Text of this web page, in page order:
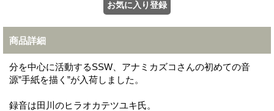
商品詳細
分を中心に活動するSSW、アナミカズコさんの初めての音
源”手紙を描く”が入荷しました。
録音は田川のヒラオカテツユキ氏。